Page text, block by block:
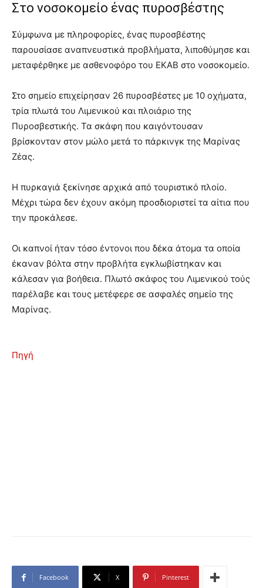
Στο νοσοκομείο ένας πυροσβέστης
Σύμφωνα με πληροφορίες, ένας πυροσβέστης
παρουσίασε αναπνευστικά προβλήματα, λιποθύμησε και
μεταφέρθηκε με ασθενοφόρο του ΕΚΑΒ στο νοσοκομείο.
Στο σημείο επιχείρησαν 26 πυροσβέστες με 10 οχήματα,
τρία πλωτά του Λιμενικού και πλοιάριο της
Πυροσβεστικής. Τα σκάφη που καιγόντουσαν
βρίσκονταν στον μώλο μετά το πάρκινγκ της Μαρίνας
Ζέας.
Η πυρκαγιά ξεκίνησε αρχικά από τουριστικό πλοίο.
Μέχρι τώρα δεν έχουν ακόμη προσδιοριστεί τα αίτια που
την προκάλεσε.
Οι καπνοί ήταν τόσο έντονοι που δέκα άτομα τα οποία
έκαναν βόλτα στην προβλήτα εγκλωβίστηκαν και
κάλεσαν για βοήθεια. Πλωτό σκάφος του Λιμενικού τούς
παρέλαβε και τους μετέφερε σε ασφαλές σημείο της
Μαρίνας.
Πηγή
Facebook X Pinterest